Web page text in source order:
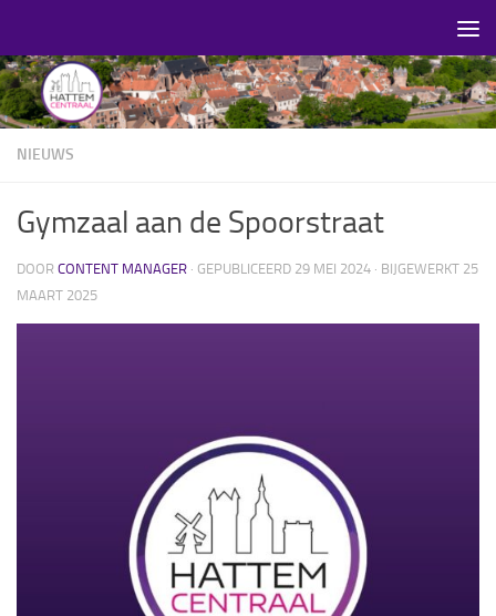
NIEUWS
Gymzaal aan de Spoorstraat
DOOR CONTENT MANAGER · GEPUBLICEERD 29 MEI 2024 · BIJGEWERKT 25
MAART 2025